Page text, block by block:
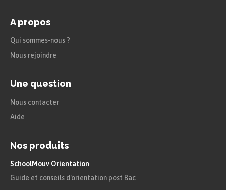
La vidéo du discours de Simone Veil à
l’Assemblée nationale, le 13 novembre
historiques
Pour se repérer dans l’Histoire, les historiens ont
distingué des
grandes périodes historiques
Chaque fin de période est liée à un
A propos
Qui sommes-nous ?
Nous rejoindre
Une question
Nous contacter
Aide
Nos produits
SchoolMouv Orientation
Guide et conseils d'orientation post Bac